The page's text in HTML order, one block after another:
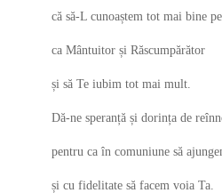
că să-L cunoaștem tot mai bine pe
ca Mântuitor și Răscumpărător
și să Te iubim tot mai mult.
Dă-ne speranță și dorința de
pentru ca în comuniune să ajungem
și cu fidelitate să facem voia Ta.